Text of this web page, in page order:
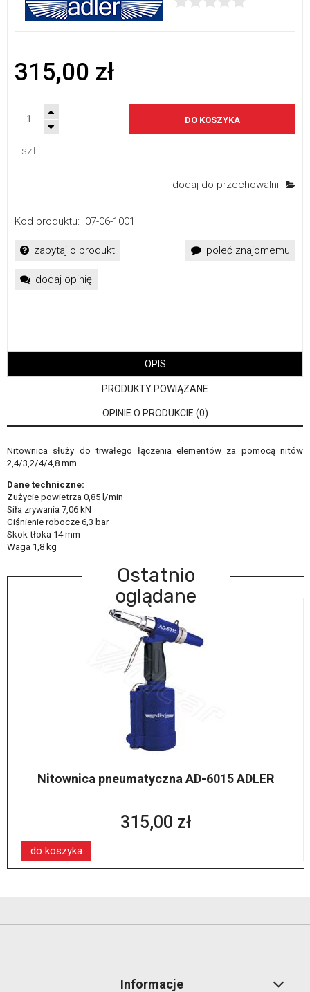
315,00 zł
szt.
DO KOSZYKA
dodaj do przechowalni
Kod produktu: 07-06-1001
zapytaj o produkt poleć znajomemu
dodaj opinię
OPIS
PRODUKTY POWIĄZANE
OPINIE O PRODUKCIE (0)
Nitownica służy do trwałego łączenia elementów za pomocą nitów
2,4/3,2/4/4,8 mm.
Dane techniczne:
Zużycie powietrza 0,85 l/min
Siła zrywania 7,06 kN
Ciśnienie robocze 6,3 bar
Skok tłoka 14 mm
Waga 1,8 kg
Ostatnio
oglądane
Nitownica pneumatyczna AD-6015 ADLER
315,00 zł
do koszyka
Informacje